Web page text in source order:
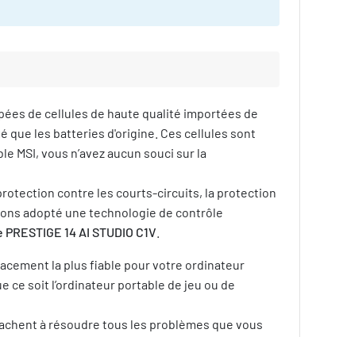
de cellules de haute qualité importées de
que les batteries d'origine. Ces cellules sont
vous n’avez aucun souci sur la
contre les courts-circuits, la protection
adopté une technologie de contrôle
14 AI STUDIO C1V
la plus fiable pour votre ordinateur
ce soit l’ordinateur portable de jeu ou de
à résoudre tous les problèmes que vous